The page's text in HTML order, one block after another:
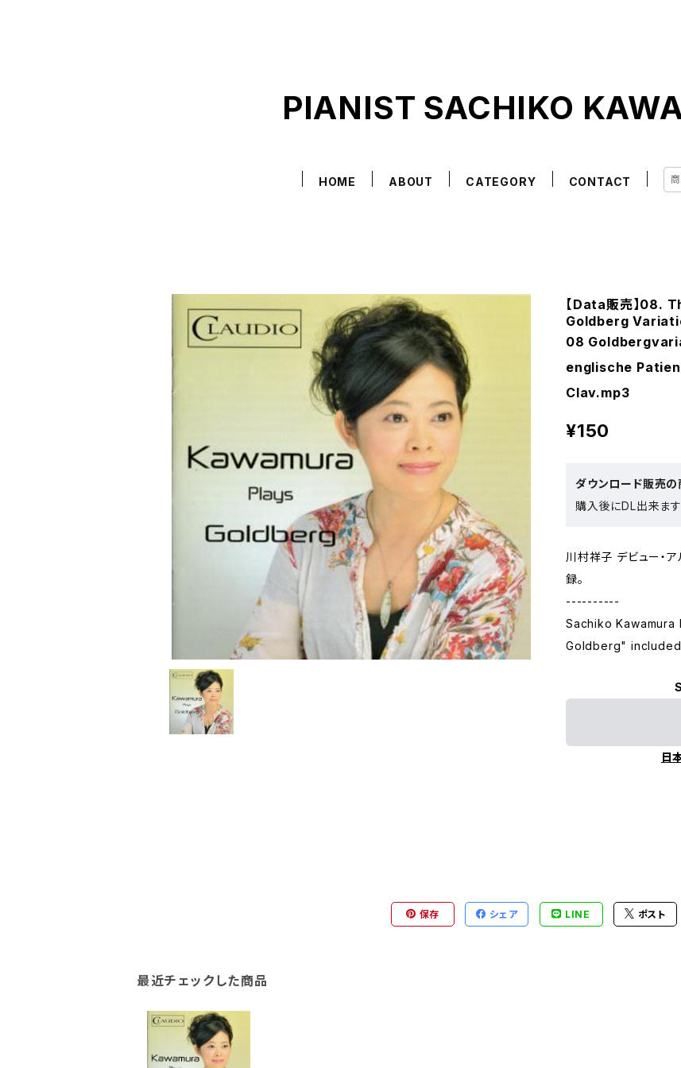
PIANIST SACHIKO
HOME ABOUT CATEGORY CONTACT
【Data販売】
Goldberg
08
englische
Clav.mp3
¥150
ダウンロード販売の
購入後にDL出来ま
川村祥子 デビュー・
録。
----------
Sachiko
Goldberg"
日
保存 シェア LINE ポスト
最近チェックした商品